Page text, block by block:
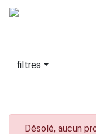
filtres
Désolé, aucun